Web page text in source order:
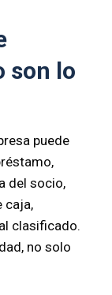
son lo
puede
del socio,
caja,
clasificado.
no solo